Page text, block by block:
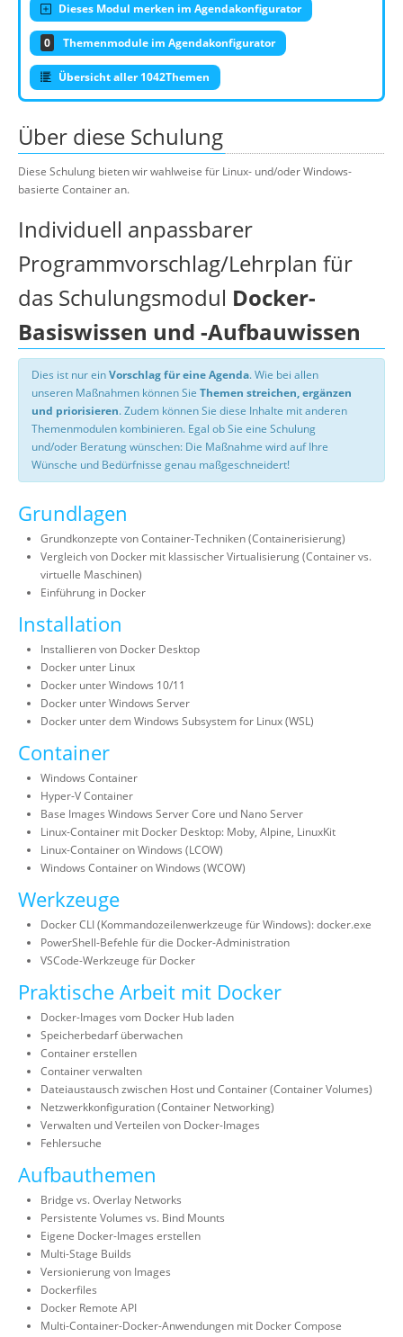
Dieses Modul merken im Agendakonfigurator
0 Themenmodule im Agendakonfigurator
Übersicht aller 1042Themen
Über diese Schulung
Diese Schulung bieten wir wahlweise für Linux- und/oder Windows-
basierte Container an.
Individuell anpassbarer
Programmvorschlag/Lehrplan für
das Schulungsmodul Docker-
Basiswissen und -Aufbauwissen
Dies ist nur einVorschlag für eine Agenda. Wie bei allen
unseren Maßnahmen können Sie Themen streichen, ergänzen
und priorisieren. Zudem können Sie diese Inhalte mit anderen
Themenmodulen kombinieren. Egal ob Sie eine Schulung
und/oder Beratung wünschen: Die Maßnahme wird auf Ihre
Wünsche und Bedürfnisse genau maßgeschneidert!
Grundlagen
Grundkonzepte von Container-Techniken (Containerisierung)
Vergleich von Docker mit klassischer Virtualisierung (Container vs.
virtuelle Maschinen)
Einführung in Docker
Installation
Installieren von Docker Desktop
Docker unter Linux
Docker unter Windows 10/11
Docker unter Windows Server
Docker unter dem Windows Subsystem for Linux (WSL)
Container
Windows Container
Hyper-V Container
Base Images Windows Server Core und Nano Server
Linux-Container mit Docker Desktop: Moby, Alpine, LinuxKit
Linux-Container on Windows (LCOW)
Windows Container on Windows (WCOW)
Werkzeuge
Docker CLI (Kommandozeilenwerkzeuge für Windows): docker.exe
PowerShell-Befehle für die Docker-Administration
VSCode-Werkzeuge für Docker
Praktische Arbeit mit Docker
Docker-Images vom Docker Hub laden
Speicherbedarf überwachen
Container erstellen
Container verwalten
Dateiaustausch zwischen Host und Container (Container Volumes)
Netzwerkkonfiguration (Container Networking)
Verwalten und Verteilen von Docker-Images
Fehlersuche
Aufbauthemen
Bridge vs. Overlay Networks
Persistente Volumes vs. Bind Mounts
Eigene Docker-Images erstellen
Multi-Stage Builds
Versionierung von Images
Dockerfiles
Docker Remote API
Multi-Container-Docker-Anwendungen mit Docker Compose